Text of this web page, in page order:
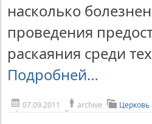
насколько
проведения
раскаяния среди
Подробней…
07.09.2011 archive